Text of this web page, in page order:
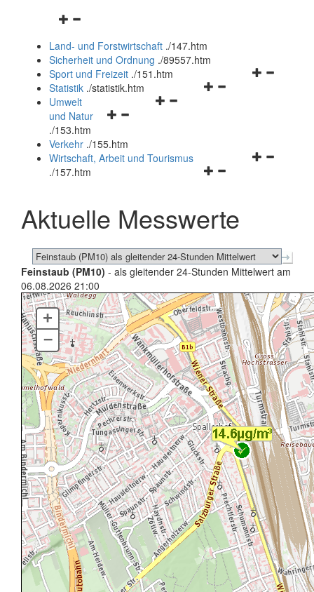
Navigationsmenü
und
schließen
Land- und Forstwirtschaft ./147.htm
Sicherheit und Ordnung ./89557.htm
Navigationsmenü
Sport und Freizeit ./151.htm
Navigationsmenü
Statistik ./statistik.htm
Navigationsmenü
und
schließen
Umwelt
und Natur
./153.htm
Verkehr ./155.htm
Navigationsmenü
schließen
Wirtschaft, Arbeit und Tourismus
./157.htm
Aktuelle Messwerte
Feinstaub (PM10) - als gleitender 24-Stunden Mittelwert am
06.08.2026 21:00
+
–